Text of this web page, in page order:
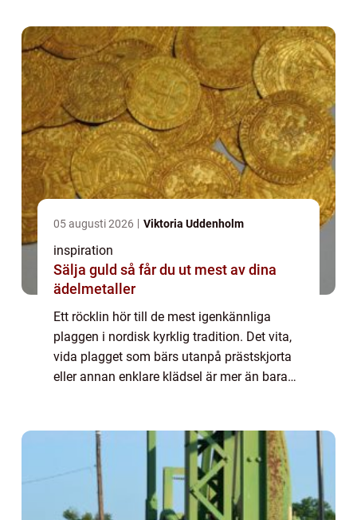
05 augusti 2026 Viktoria Uddenholm
inspiration
Sälja guld så får du ut mest av dina
ädelmetaller
Ett röcklin hör till de mest igenkännliga
plaggen i nordisk kyrklig tradition. Det vita,
vida plagget som bärs utanpå prästskjorta
eller annan enklare klädsel är mer än bara